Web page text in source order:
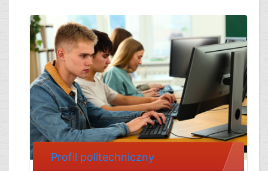
Profil politechniczny